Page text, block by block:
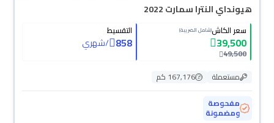
هيونداي النترا سمارت 2022
سعر الكاش(شامل الضريبة)
39,500
49,500
التقسيط
858
/شهري
مستعملة
167,176 كم
مفحوصة
ومضمونة